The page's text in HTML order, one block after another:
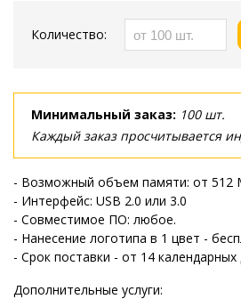
Количество:
Минимальный заказ: 100 шт.
Каждый заказ просчитывается
- Возможный объем памяти: от 512
- Интерфейс: USB 2.0 или 3.0
- Совместимое ПО: любое.
- Нанесение логотипа в 1 цвет -
- Срок поставки - от 14 календарных
Дополнительные услуги: